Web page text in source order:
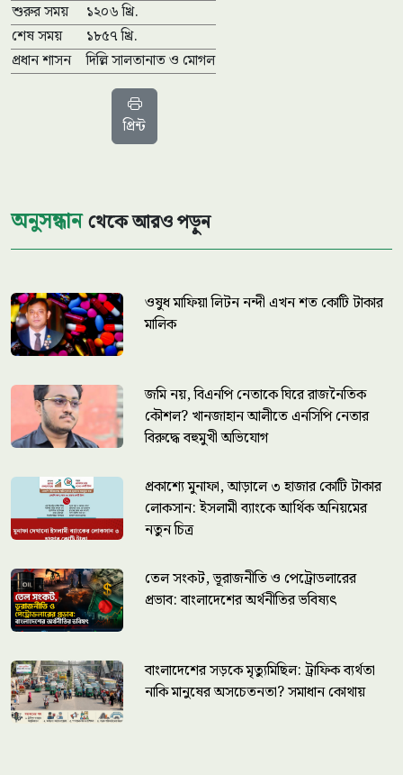
শুরুর সময়
১২০৬ খ্রি.
শেষ সময়
১৮৫৭ খ্রি.
প্রধান শাসন
দিল্লি সালতানাত ও মোগল
প্রিন্ট
অনুসন্ধানথেকে আরও পড়ুন
ওষুধ মাফিয়া লিটন নন্দী এখন শত কোটি টাকার
মালিক
জমি নয়, বিএনপি নেতাকে ঘিরে রাজনৈতিক
কৌশল? খানজাহান আলীতে এনসিপি নেতার
বিরুদ্ধে বহুমুখী অভিযোগ
প্রকাশ্যে মুনাফা, আড়ালে ৩ হাজার কোটি টাকার
লোকসান: ইসলামী ব্যাংকে আর্থিক অনিয়মের
নতুন চিত্র
তেল সংকট, ভূরাজনীতি ও পেট্রোডলারের
প্রভাব: বাংলাদেশের অর্থনীতির ভবিষ্যৎ
বাংলাদেশের সড়কে মৃত্যুমিছিল: ট্রাফিক ব্যর্থতা
নাকি মানুষের অসচেতনতা? সমাধান কোথায়